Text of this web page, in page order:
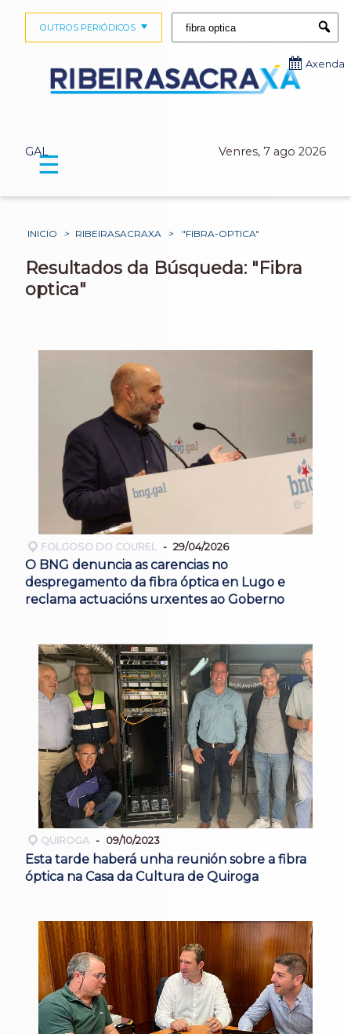
GAL Venres, 7 ago 2026
OUTROS PERIÓDICOS
Axenda
☰
INICIO > RIBEIRASACRAXA > "FIBRA-OPTICA"
Resultados da Búsqueda: "Fibra
optica"
FOLGOSO DO COUREL 29/04/2026
O BNG denuncia as carencias no
despregamento da fibra óptica en Lugo e
reclama actuacións urxentes ao Goberno
QUIROGA 09/10/2023
Esta tarde haberá unha reunión sobre a fibra
óptica na Casa da Cultura de Quiroga